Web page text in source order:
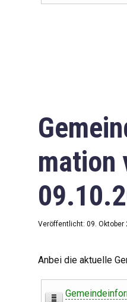
mation
Veröffentlicht: 09. Oktober
Anbei die aktuelle